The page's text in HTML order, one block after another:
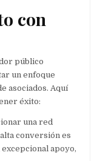
con
público
un enfoque
asociados. Aquí
éxito:
una red
conversión es
apoyo,